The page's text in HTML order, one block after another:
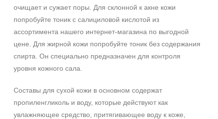
очищает и сужает поры. Для склонной к акне кожи
попробуйте тоник с салициловой кислотой из
ассортимента нашего интернет-магазина по выгодной
цене. Для жирной кожи попробуйте тоник без содержания
спирта. Он специально предназначен для контроля
уровня кожного сала.
Составы для сухой кожи в основном содержат
пропиленгликоль и воду, которые действуют как
увлажняющее средство, притягивающее воду к коже,